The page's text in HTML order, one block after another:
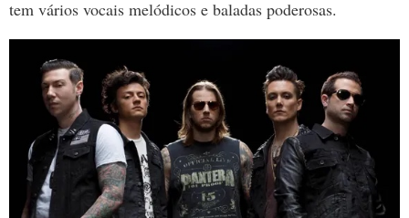
tem vários vocais melódicos e baladas poderosas.